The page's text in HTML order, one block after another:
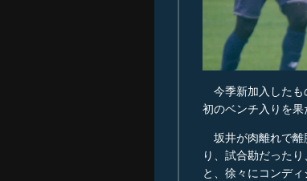
今季新加入したも
初のベンチ入りを果
坂井が肉離れで離
り、試合勘だった
と、徐々にコンディ